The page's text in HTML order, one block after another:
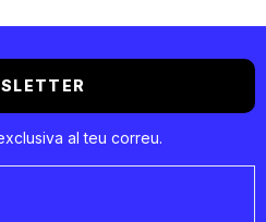
al teu correu.